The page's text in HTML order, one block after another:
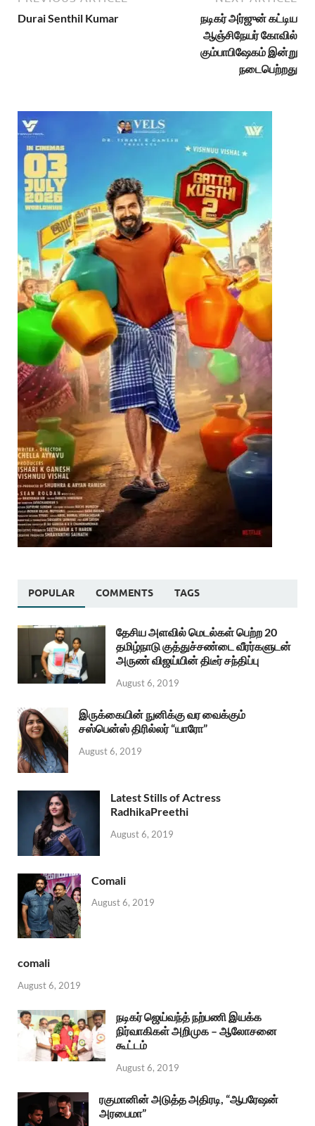
Durai Senthil Kumar
நடிகர் அர்ஜுன் கட்டிய
ஆஞ்சிநேயர் கோவில்
கும்பாபிஷேகம் இன்று
நடைபெற்றது
POPULAR COMMENTS TAGS
தேசிய அளவில் மெடல்கள் பெற்ற 20
தமிழ்நாடு குத்துச்சண்டை வீரர்களுடன்
அருண் விஜய்யின் திடீர் சந்திப்பு
August 6, 2019
இருக்கையின் நுனிக்கு வர வைக்கும்
சஸ்பென்ஸ் திரில்லர் “யாரோ”
August 6, 2019
Latest Stills of Actress
RadhikaPreethi
August 6, 2019
Comali
August 6, 2019
comali
August 6, 2019
நடிகர் ஜெய்வந்த் நற்பணி இயக்க
நிர்வாகிகள் அறிமுக – ஆலோசனை
கூட்டம்
August 6, 2019
ரகுமானின் அடுத்த அதிரடி, “ஆபரேஷன்
அரபைமா”